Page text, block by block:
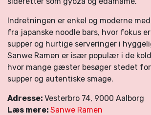
Indretningen er enkel og moderne
fra japanske noodle bars, hvor fokus
supper og hurtige serveringer i
Sanwe Ramen er især populær i de
hvor mange gæster besøger stedet
supper og autentiske smage.
Adresse: Vesterbro 74, 9000 Aalborg
Læs mere: Sanwe Ramen